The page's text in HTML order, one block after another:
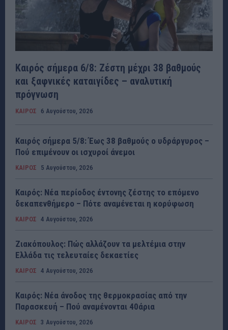
Καιρός σήμερα 6/8: Ζέστη μέχρι 38 βαθμούς
και ξαφνικές καταιγίδες – αναλυτική
πρόγνωση
ΚΑΙΡΟΣ 6 Αυγούστου, 2026
Καιρός σήμερα 5/8: Έως 38 βαθμούς ο υδράργυρος –
Πού επιμένουν οι ισχυροί άνεμοι
ΚΑΙΡΟΣ 5 Αυγούστου, 2026
Καιρός: Νέα περίοδος έντονης ζέστης το επόμενο
δεκαπενθήμερο – Πότε αναμένεται η κορύφωση
ΚΑΙΡΟΣ 4 Αυγούστου, 2026
Ζιακόπουλος: Πώς αλλάζουν τα μελτέμια στην
Ελλάδα τις τελευταίες δεκαετίες
ΚΑΙΡΟΣ 4 Αυγούστου, 2026
Καιρός: Νέα άνοδος της θερμοκρασίας από την
Παρασκευή – Πού αναμένονται 40άρια
ΚΑΙΡΟΣ 3 Αυγούστου, 2026